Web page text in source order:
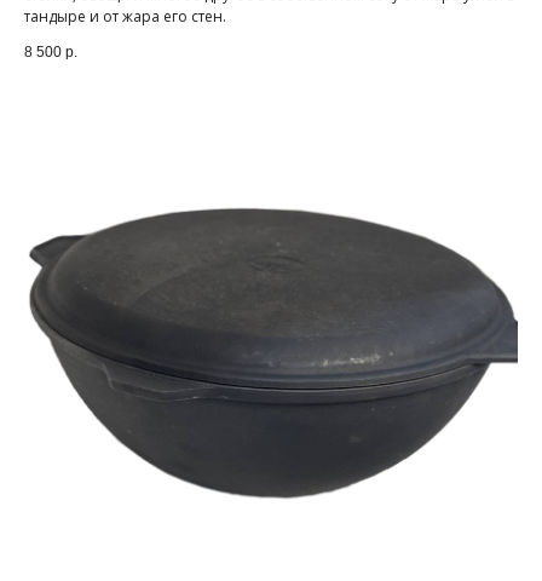
тандыре и от жара его стен.
8 500 р.